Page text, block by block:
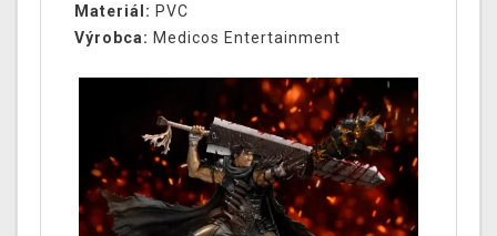
Materiál: PVC
Výrobca: Medicos Entertainment